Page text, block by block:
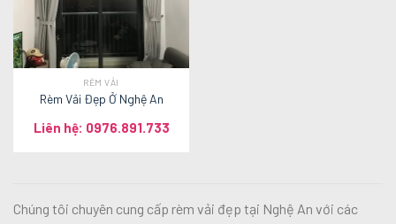
RÈM VẢI
Rèm Vải Đẹp Ở Nghệ An
Liên hệ: 0976.891.733
Chúng tôi chuyên cung cấp rèm vải đẹp tại Nghệ An với các